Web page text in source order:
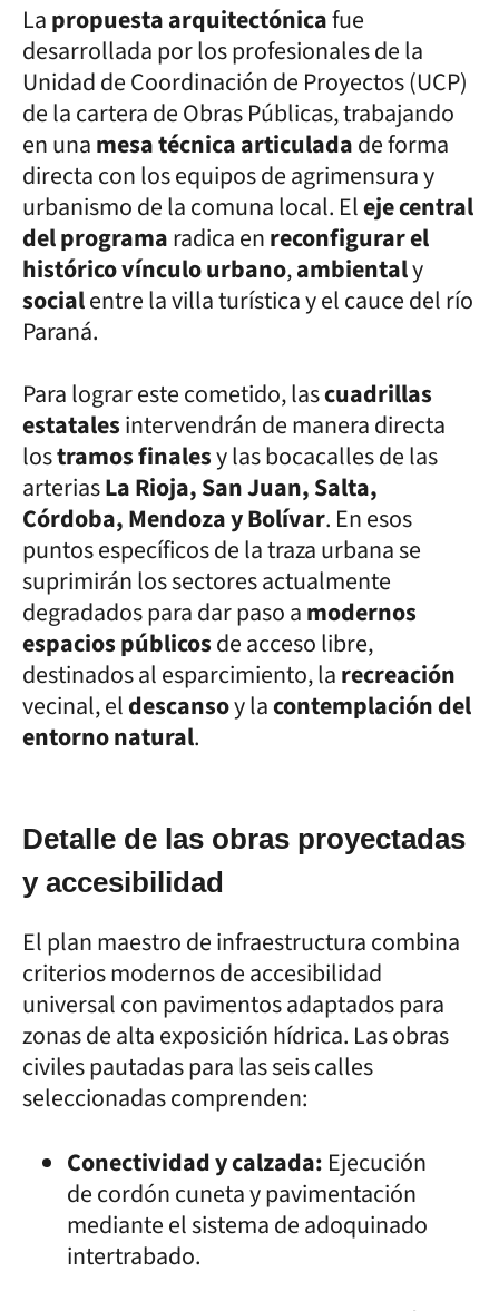
Lapropuesta arquitectónicafue
desarrollada por los profesionales de la
Unidad de Coordinación de Proyectos (UCP)
de la cartera de Obras Públicas, trabajando
en unamesa técnica articuladade forma
directa con los equipos de agrimensura y
urbanismo de la comuna local. Eleje central
del programaradica enreconfigurar el
histórico vínculo urbano,ambientaly
socialentre la villa turística y el cauce del río
Paraná.
Para lograr este cometido, lascuadrillas
estatalesintervendrán de manera directa
lostramos finalesy las bocacalles de las
arteriasLa Rioja, San Juan, Salta,
Córdoba, Mendoza y Bolívar. En esos
puntos específicos de la traza urbana se
suprimirán los sectores actualmente
degradados para dar paso amodernos
espacios públicosde acceso libre,
destinados al esparcimiento, larecreación
vecinal, eldescansoy lacontemplación del
entorno natural.
Detalle de las obras proyectadas
y accesibilidad
El plan maestro de infraestructura combina
criterios modernos de accesibilidad
universal con pavimentos adaptados para
zonas de alta exposición hídrica. Las obras
civiles pautadas para las seis calles
seleccionadas comprenden:
Conectividad y calzada: Ejecución
de cordón cuneta y pavimentación
mediante el sistema de adoquinado
intertrabado.